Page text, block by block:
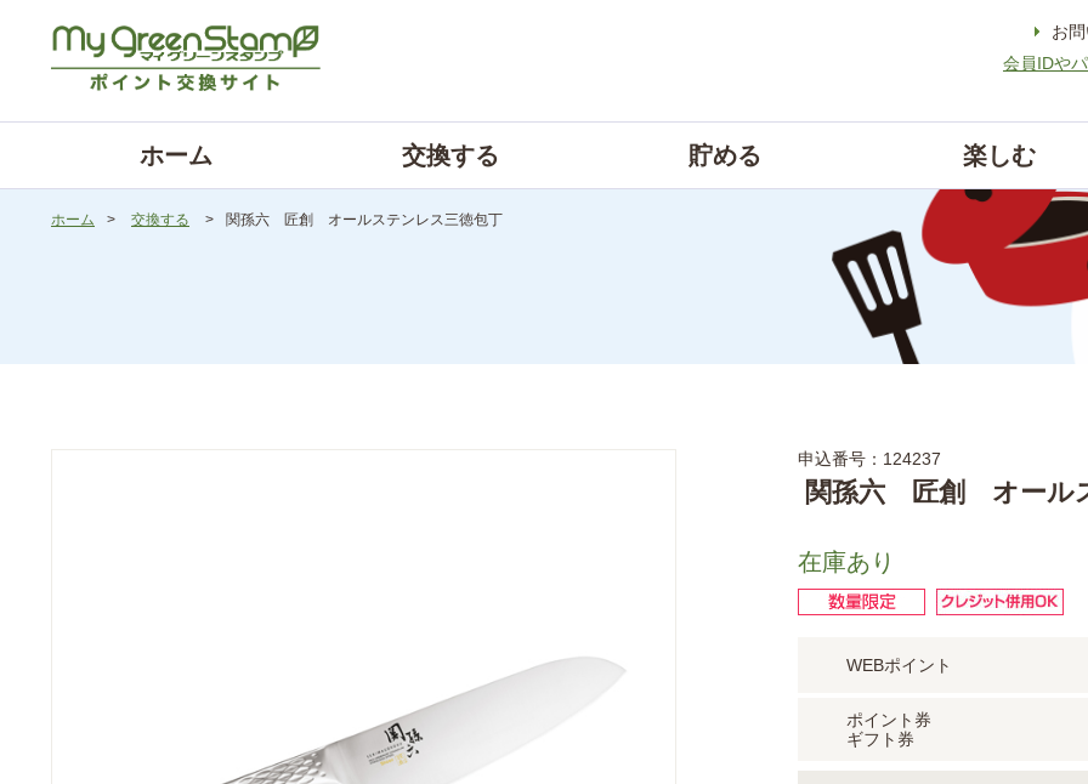
お
会員IDや
ホーム 交換する 貯める 楽しむ
ホーム > 交換する > 関孫六 匠創 オールステンレス三徳包丁
申込番号：124237
関孫六 匠創 オール
在庫あり
WEBポイント
ポイント券
ギフト券